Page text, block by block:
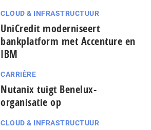
CLOUD & INFRASTRUCTUUR
UniCredit moderniseert
bankplatform met Accenture en
IBM
CARRIÈRE
Nutanix tuigt Benelux-
organisatie op
CLOUD & INFRASTRUCTUUR